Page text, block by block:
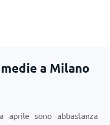
a Milano
aprile sono abbastanza